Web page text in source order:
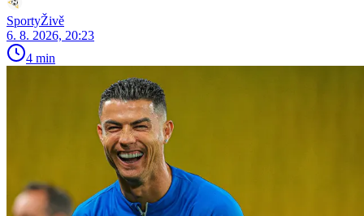
SportyŽivě
6. 8. 2026, 20:23
4 min